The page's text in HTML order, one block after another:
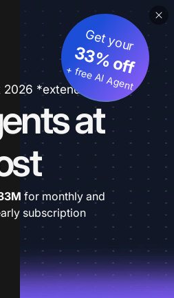
*extended
at
Get your
33% off
+ free AI Agent
for monthly and
subscription